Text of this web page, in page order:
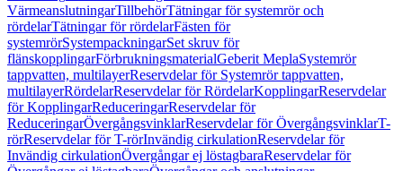
VärmeanslutningarTillbehörTätningar för systemrör och
rördelarTätningar för rördelarFästen för
systemrörSystempackningarSet skruv för
flänskopplingarFörbrukningsmaterialGeberit MeplaSystemrör
tappvatten, multilayerReservdelar för Systemrör tappvatten,
multilayerRördelarReservdelar för RördelarKopplingarReservdelar
för KopplingarReduceringarReservdelar för
ReduceringarÖvergångsvinklarReservdelar för ÖvergångsvinklarT-
rörReservdelar för T-rörInvändig cirkulationReservdelar för
Invändig cirkulationÖvergångar ej löstagbaraReservdelar för